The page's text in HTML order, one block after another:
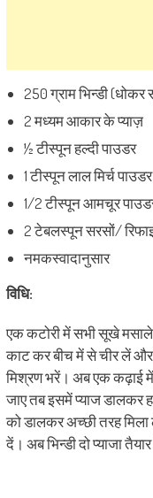
250 ग्राम भिन्डी
2 मध्यम आकार के प्याज़
½ टीस्पून हल्दी पाउडर
1 टीस्पून लाल मिर्च पाउडर
1/2 टीस्पून आमचूर
2 टेबलस्पून सरसों/
नमकस्वादानुसार
विधि:
एक कटोरी में सभी सूखे
काट कर बीच में से चीर लें
मिश्रण भरें। अब एक कढ़ाई
जाए तब इसमें प्याज डालकर
को डालकर अच्छी तरह
दें। अब भिन्डी दो प्याजा